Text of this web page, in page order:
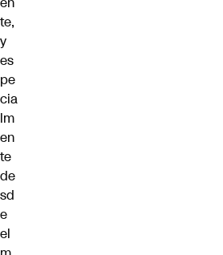
te,
y
es
pe
cia
lm
en
te
de
sd
e
el